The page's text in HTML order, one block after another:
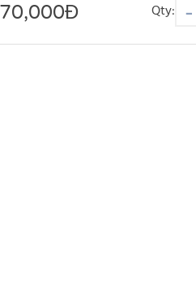
70,000Đ Qty: